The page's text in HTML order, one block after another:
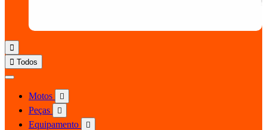

 Todos
Motos 
Peças 
Equipamento 